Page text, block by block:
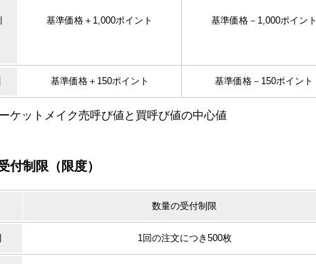
基準価格＋1,000ポイント 基準価格－1,000ポイント
基準価格＋150ポイント 基準価格－150ポイント
ケットメイク売呼び値と買呼び値の中心値
付制限（限度）
数量の受付制限
1回の注文につき500枚